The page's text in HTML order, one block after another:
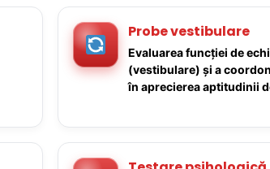
Probe vestibulare
Evaluarea funcției de
(vestibulare) și a
în aprecierea aptitudinii